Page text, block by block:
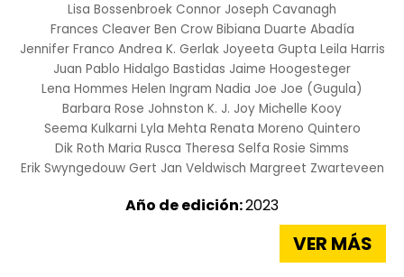
Lisa Bossenbroek Connor Joseph Cavanagh
Frances Cleaver Ben Crow Bibiana Duarte Abadía
Jennifer Franco Andrea K. Gerlak Joyeeta Gupta Leila Harris
Juan Pablo Hidalgo Bastidas Jaime Hoogesteger
Lena Hommes Helen Ingram Nadia Joe Joe (Gugula)
Barbara Rose Johnston K. J. Joy Michelle Kooy
Seema Kulkarni Lyla Mehta Renata Moreno Quintero
Dik Roth Maria Rusca Theresa Selfa Rosie Simms
Erik Swyngedouw Gert Jan Veldwisch Margreet Zwarteveen
Año de edición:2023
VER MÁS